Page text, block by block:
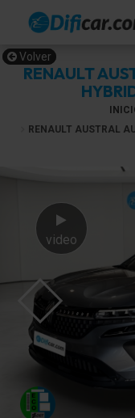
RENAULT
Volver
RENAULT AUSTRAL
video